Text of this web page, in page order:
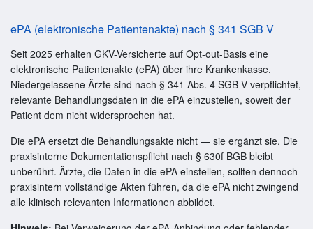
ePA (elektronische Patientenakte) nach § 341 SGB V
Seit 2025 erhalten GKV-Versicherte auf Opt-out-Basis eine
elektronische Patientenakte (ePA) über ihre Krankenkasse.
Niedergelassene Ärzte sind nach § 341 Abs. 4 SGB V verpflichtet,
relevante Behandlungsdaten in die ePA einzustellen, soweit der
Patient dem nicht widersprochen hat.
Die ePA ersetzt die Behandlungsakte nicht — sie ergänzt sie. Die
praxisinterne Dokumentationspflicht nach § 630f BGB bleibt
unberührt. Ärzte, die Daten in die ePA einstellen, sollten dennoch
praxisintern vollständige Akten führen, da die ePA nicht zwingend
alle klinisch relevanten Informationen abbildet.